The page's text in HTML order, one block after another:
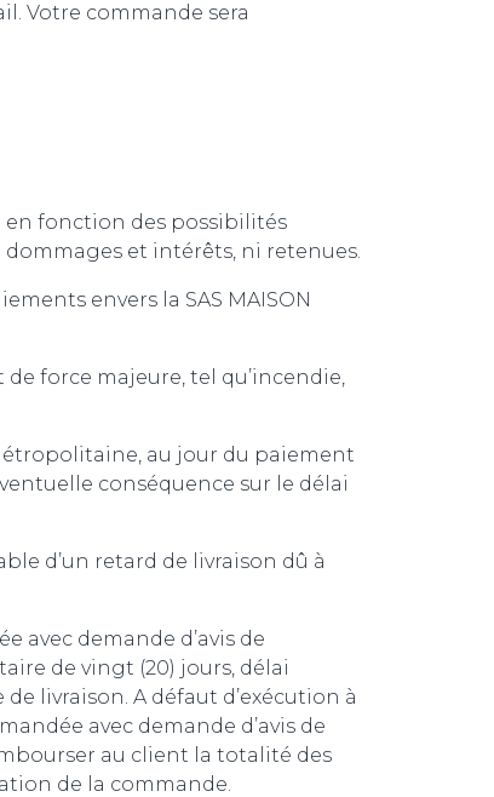
Votre commande sera
en fonction des possibilités
et intérêts, ni retenues.
envers la SAS MAISON
de force majeure, tel qu’incendie,
au jour du paiement
conséquence sur le délai
d’un retard de livraison dû à
avec demande d’avis de
de vingt (20) jours, délai
livraison. A défaut d’exécution à
avec demande d’avis de
au client la totalité des
de la commande.